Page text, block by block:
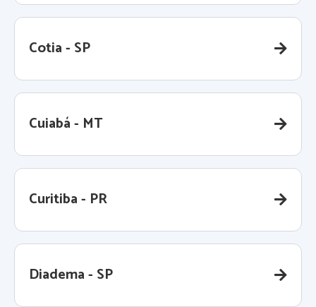
Cotia - SP
Cuiabá - MT
Curitiba - PR
Diadema - SP